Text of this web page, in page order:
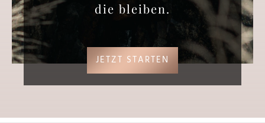
die bleiben.
JETZT STARTEN